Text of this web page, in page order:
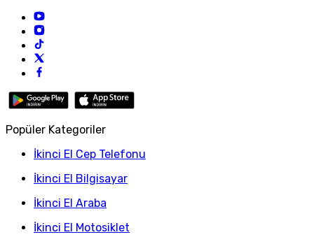
Popüler Kategoriler
İkinci El Cep Telefonu
İkinci El Bilgisayar
İkinci El Araba
İkinci El Motosiklet